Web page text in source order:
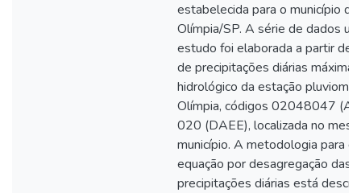
estabelecida para o município de
Olímpia/SP. A série de dados
estudo foi elaborada a partir de
de precipitações diárias
hidrológico da estação
Olímpia, códigos 02048047
020 (DAEE), localizada no
município. A metodologia para
equação por desagregação das
precipitações diárias está